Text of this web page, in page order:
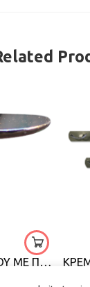
ΣΤΗΡΙΓΜΑ ΡΑΦΙΟΥ ΜΕ ΠΕΙΡΟ